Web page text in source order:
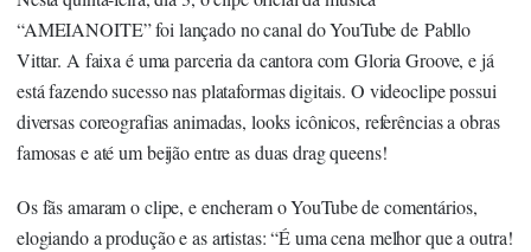
“AMEIANOITE” foi lançado no canal do YouTube de Pabllo
Vittar. A faixa é uma parceria da cantora com Gloria Groove, e já
está fazendo sucesso nas plataformas digitais. O videoclipe possui
diversas coreografias animadas, looks icônicos, referências a obras
famosas e até um beijão entre as duas drag queens!
Os fãs amaram o clipe, e encheram o YouTube de comentários,
elogiando a produção e as artistas: “É uma cena melhor que a outra!